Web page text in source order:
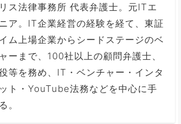
ス法律事務所 代表弁護士。元ITエ
ア。IT企業経営の経験を経て、東証
ム上場企業からシードステージのベ
ーまで、100社以上の顧問弁護士、
等を務め、IT・ベンチャー・インタ
ト・YouTube法務などを中心に手
。